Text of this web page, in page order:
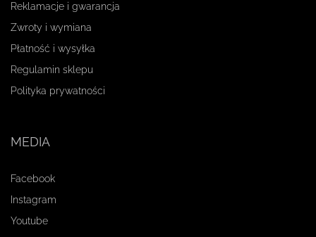
Reklamacje i gwarancja
Zwroty i wymiana
Płatność i wysyłka
Regulamin sklepu
Polityka prywatności
MEDIA
Facebook
Instagram
Youtube